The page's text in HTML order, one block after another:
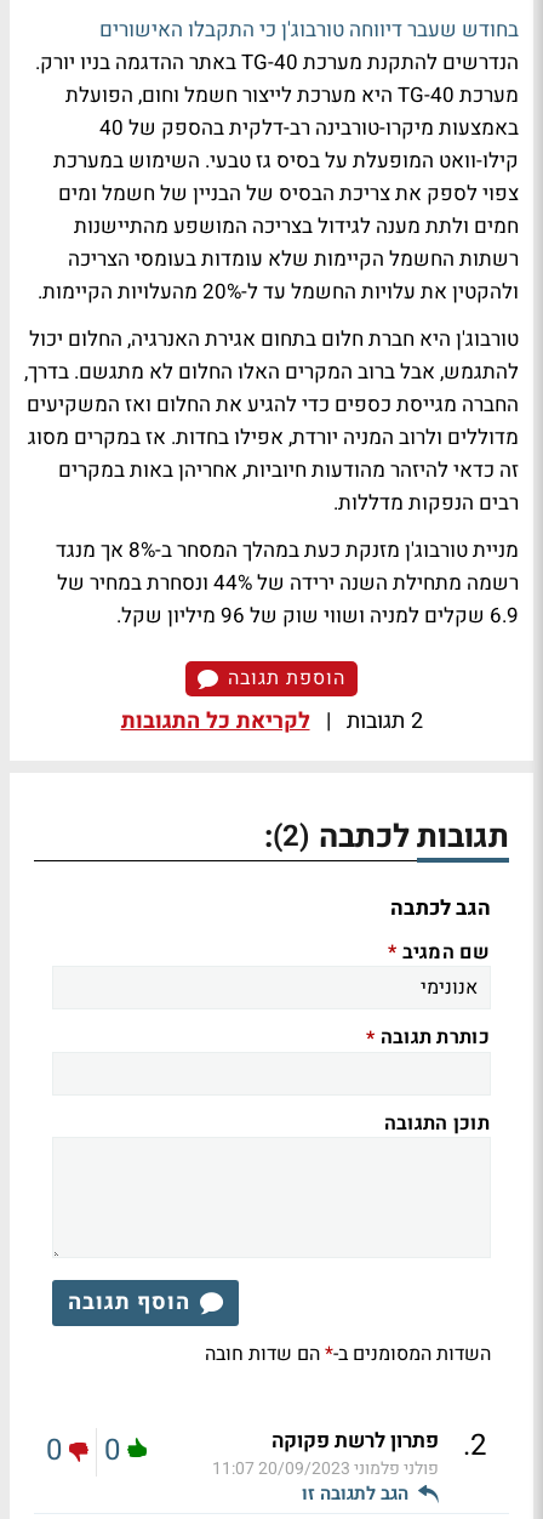
בחודש שעבר דיווחה טורבוג'ן כי התקבלו האישורים
הנדרשים להתקנת מערכת TG-40 באתר ההדגמה בניו יורק.
מערכת TG-40 היא מערכת לייצור חשמל וחום, הפועלת
באמצעות מיקרו-טורבינה רב-דלקית בהספק של 40
קילו-וואט המופעלת על בסיס גז טבעי. השימוש במערכת
צפוי לספק את צריכת הבסיס של הבניין של חשמל ומים
חמים ולתת מענה לגידול בצריכה המושפע מהתיישנות
רשתות החשמל הקיימות שלא עומדות בעומסי הצריכה
ולהקטין את עלויות החשמל עד ל-20% מהעלויות הקיימות.
טורבוג'ן היא חברת חלום בתחום אגירת האנרגיה, החלום יכול
להתגמש, אבל ברוב המקרים האלו החלום לא מתגשם. בדרך,
החברה מגייסת כספים כדי להגיע את החלום ואז המשקיעים
מדוללים ולרוב המניה יורדת, אפילו בחדות. אז במקרים מסוג
זה כדאי להיזהר מהודעות חיוביות, אחריהן באות במקרים
רבים הנפקות מדללות.
מניית טורבוג'ן מזנקת כעת במהלך המסחר ב-8% אך מנגד
רשמה מתחילת השנה ירידה של 44% ונסחרת במחיר של
6.9 שקלים למניה ושווי שוק של 96 מיליון שקל.
הוספת תגובה
2 תגובות | לקריאת כל התגובות
תגובות לכתבה (2)
:
הגב לכתבה
שם המגיב *
כותרת תגובה *
תוכן התגובה
הוסף תגובה
השדות המסומנים ב-*הם שדות חובה
2
. פתרון לרשת פקוקה
פולני פלמוני20/09/2023 11:07
הגב לתגובה זו
0
0